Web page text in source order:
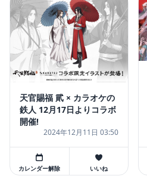
天官賜福 貮 × カラオケの
鉄人 12月17日よりコラボ
開催!
2024年12月11日 03:50
カレンダー解除 いいね